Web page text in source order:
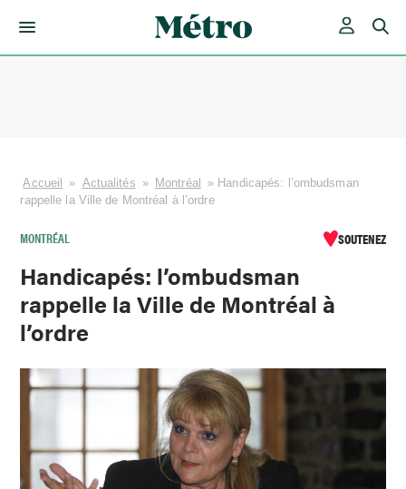
Accueil » Actualités » Montréal » Handicapés: l’ombudsman
rappelle la Ville de Montréal à l’ordre
MONTRÉAL SOUTENEZ
Handicapés: l’ombudsman
rappelle la Ville de Montréal à
l’ordre